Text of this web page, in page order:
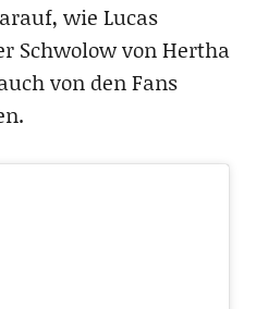
wie Lucas
Schwolow von Hertha
von den Fans